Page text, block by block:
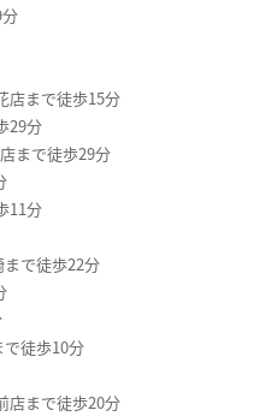
店まで徒歩15分
29分
まで徒歩29分
11分
まで徒歩22分
で徒歩10分
店まで徒歩20分